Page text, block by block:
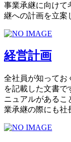
事業承継に向けて
継への計画を立案
経営計画
全社員が知ってお
を記載した文書で
ニュアルがあるこ
業承継の際にも社